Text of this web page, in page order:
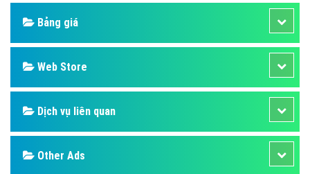
Bảng giá
Web Store
Dịch vụ liên quan
Other Ads